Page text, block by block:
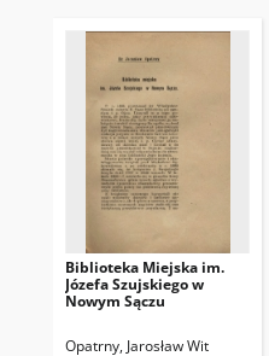
Biblioteka Miejska im.
Józefa Szujskiego w
Nowym Sączu
Opatrny, Jarosław Wit